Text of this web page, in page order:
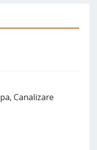
Canalizare